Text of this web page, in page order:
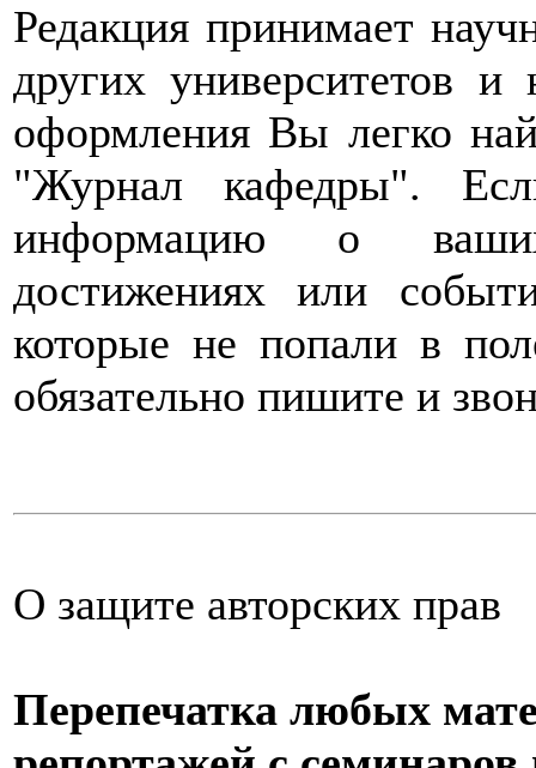
Редакция принимает
других университетов
оформления Вы легко
"Журнал кафедры".
информацию о
достижениях или
которые не попали в
обязательно пишите и
О защите авторских прав
Перепечатка любых